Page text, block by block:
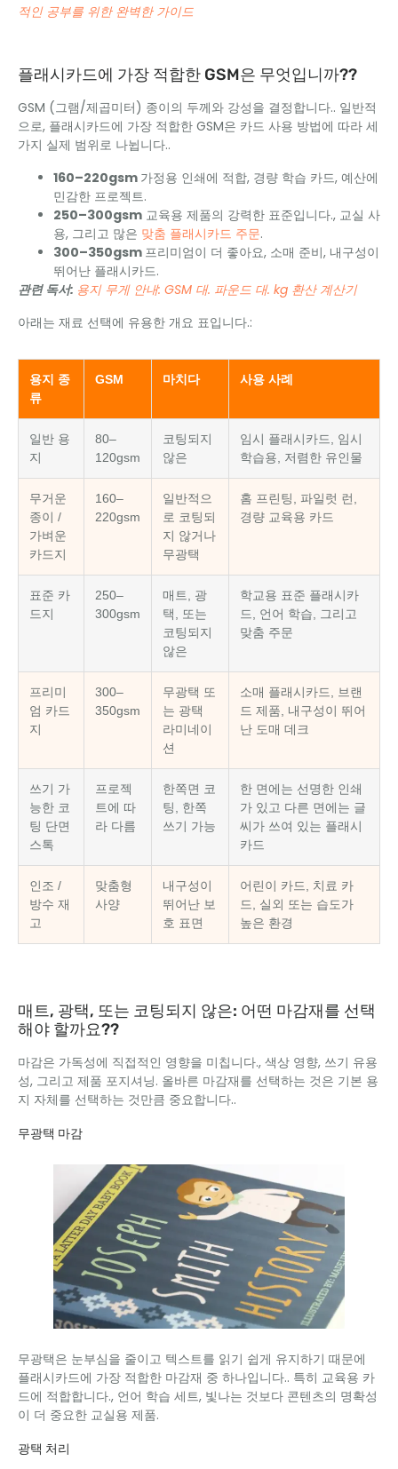
적인 공부를 위한 완벽한 가이드
플래시카드에 가장 적합한 GSM은 무엇입니까??
GSM (그램/제곱미터) 종이의 두께와 강성을 결정합니다.. 일반적
으로, 플래시카드에 가장 적합한 GSM은 카드 사용 방법에 따라 세
가지 실제 범위로 나뉩니다..
160–220gsm 가정용 인쇄에 적합, 경량 학습 카드, 예산에
민감한 프로젝트.
250–300gsm 교육용 제품의 강력한 표준입니다., 교실 사
용, 그리고 많은 맞춤 플래시카드 주문.
300–350gsm 프리미엄이 더 좋아요, 소매 준비, 내구성이
뛰어난 플래시카드.
관련 독서: 용지 무게 안내: GSM 대. 파운드 대. kg 환산 계산기
아래는 재료 선택에 유용한 개요 표입니다.:
용지 종
류
GSM 마치다 사용 사례
일반 용
지
80–
120gsm
코팅되지
않은
임시 플래시카드, 임시
학습용, 저렴한 유인물
무거운
종이 /
가벼운
카드지
160–
220gsm
일반적으
로 코팅되
지 않거나
무광택
홈 프린팅, 파일럿 런,
경량 교육용 카드
표준 카
드지
250–
300gsm
매트, 광
택, 또는
코팅되지
않은
학교용 표준 플래시카
드, 언어 학습, 그리고
맞춤 주문
프리미
엄 카드
지
300–
350gsm
무광택 또
는 광택
라미네이
션
소매 플래시카드, 브랜
드 제품, 내구성이 뛰어
난 도매 데크
쓰기 가
능한 코
팅 단면
스톡
프로젝
트에 따
라 다름
한쪽면 코
팅, 한쪽
쓰기 가능
한 면에는 선명한 인쇄
가 있고 다른 면에는 글
씨가 쓰여 있는 플래시
카드
인조 /
방수 재
고
맞춤형
사양
내구성이
뛰어난 보
호 표면
어린이 카드, 치료 카
드, 실외 또는 습도가
높은 환경
매트, 광택, 또는 코팅되지 않은: 어떤 마감재를 선택
해야 할까요??
마감은 가독성에 직접적인 영향을 미칩니다., 색상 영향, 쓰기 유용
성, 그리고 제품 포지셔닝. 올바른 마감재를 선택하는 것은 기본 용
지 자체를 선택하는 것만큼 중요합니다..
무광택 마감
무광택은 눈부심을 줄이고 텍스트를 읽기 쉽게 유지하기 때문에
플래시카드에 가장 적합한 마감재 중 하나입니다.. 특히 교육용 카
드에 적합합니다., 언어 학습 세트, 빛나는 것보다 콘텐츠의 명확성
이 더 중요한 교실용 제품.
광택 처리